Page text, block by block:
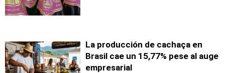
La producción de cachaça en
Brasil cae un 15,77% pese al auge
empresarial